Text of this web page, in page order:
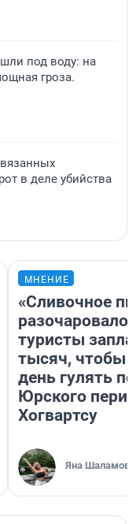
под воду: на
гроза.
в деле убийства
МНЕНИЕ
«Сливочное
разочаровало»:
туристы
тысяч, чтобы
день гулять по
Юрского
Хогвартсу
Яна Шаламова